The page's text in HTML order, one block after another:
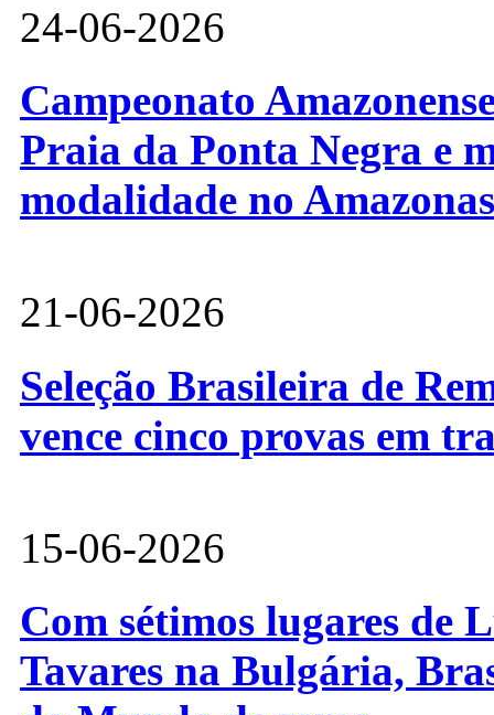
24-06-2026
Campeonato
Praia da Ponta Negra e
modalidade no Amazonas
21-06-2026
Seleção Brasileira de
vence cinco provas em
15-06-2026
Com sétimos lugares de
Tavares na Bulgária,